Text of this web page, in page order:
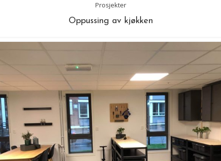
Prosjekter
Oppussing av kjøkken